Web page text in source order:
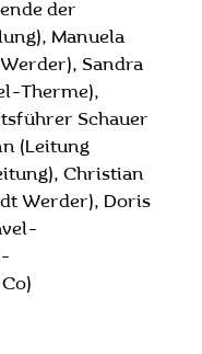
der
Manuela
Sandra
Therme),
Schauer
(Leitung
Christian
Werder), Doris